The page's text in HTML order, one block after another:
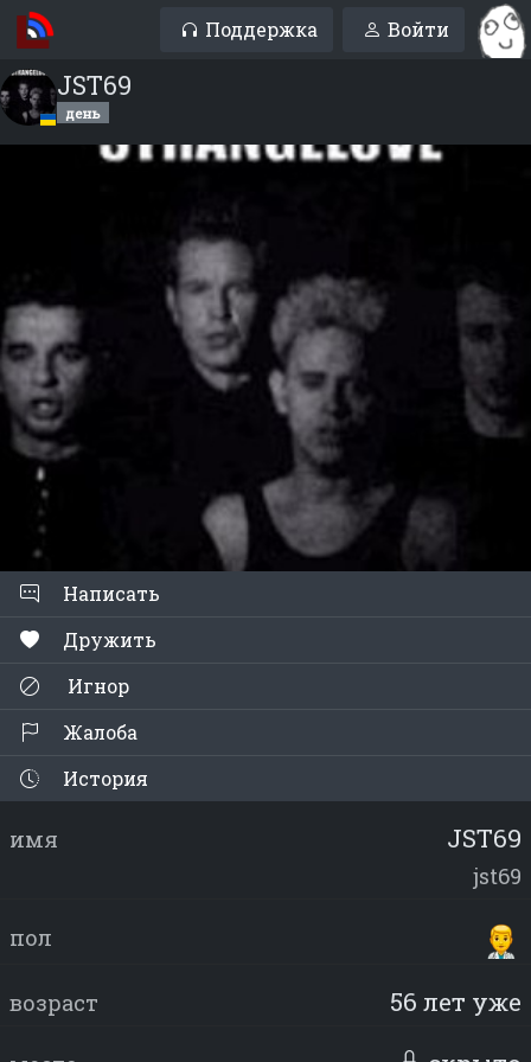
Поддержка Войти
JST69
день
Написать
Дружить
Игнор
Жалоба
История
имя JST69
jst69
пол
возраст 56 лет уже